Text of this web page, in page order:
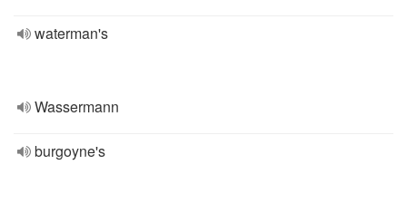
waterman's
Wassermann
burgoyne's